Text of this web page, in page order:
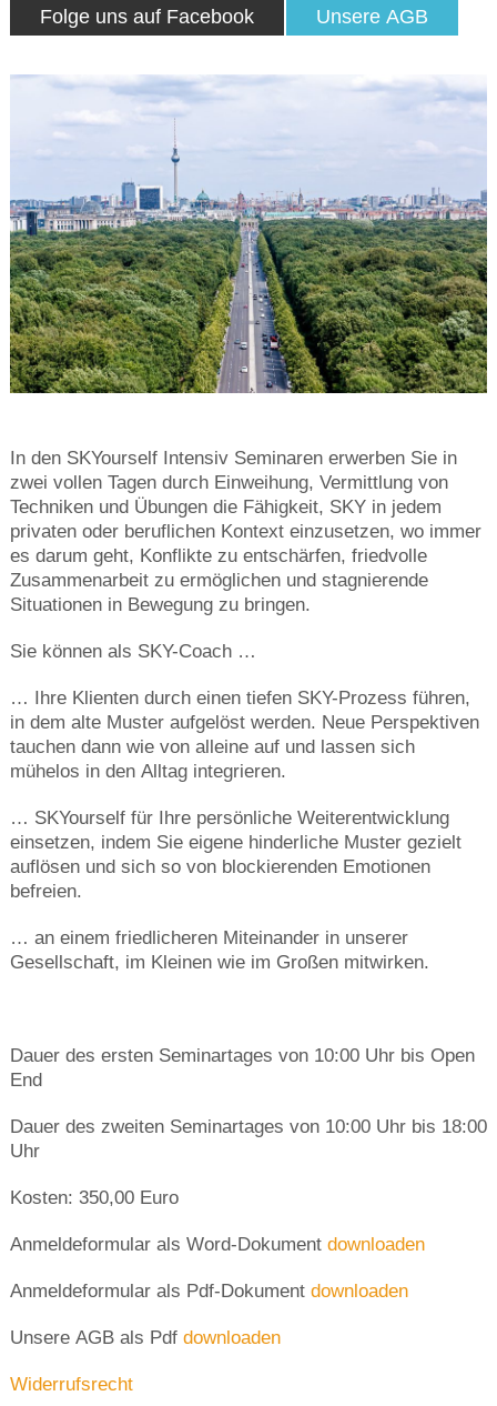
Folge uns auf Facebook Unsere AGB
In den SKYourself Intensiv Seminaren erwerben Sie in
zwei vollen Tagen durch Einweihung, Vermittlung von
Techniken und Übungen die Fähigkeit, SKY in jedem
privaten oder beruflichen Kontext einzusetzen, wo immer
es darum geht, Konflikte zu entschärfen, friedvolle
Zusammenarbeit zu ermöglichen und stagnierende
Situationen in Bewegung zu bringen.
Sie können als SKY-Coach …
… Ihre Klienten durch einen tiefen SKY-Prozess führen,
in dem alte Muster aufgelöst werden. Neue Perspektiven
tauchen dann wie von alleine auf und lassen sich
mühelos in den Alltag integrieren.
… SKYourself für Ihre persönliche Weiterentwicklung
einsetzen, indem Sie eigene hinderliche Muster gezielt
auflösen und sich so von blockierenden Emotionen
befreien.
… an einem friedlicheren Miteinander in unserer
Gesellschaft, im Kleinen wie im Großen mitwirken.
Dauer des ersten Seminartages von 10:00 Uhr bis Open
End
Dauer des zweiten Seminartages von 10:00 Uhr bis 18:00
Uhr
Kosten: 350,00 Euro
Anmeldeformular als Word-Dokument downloaden
Anmeldeformular als Pdf-Dokument downloaden
Unsere AGB als Pdf downloaden
Widerrufsrecht